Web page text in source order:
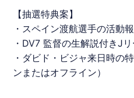
【抽選特典案】
・スペイン渡航選手の活動
・DV7 監督の生解説付きJ
・ ダビド・ビジャ来日時の
ンまたはオフライン）